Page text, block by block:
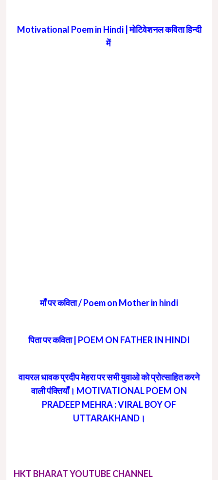
Motivational Poem in Hindi | मोटिवेशनल कविता हिन्दी
में
माँ पर कविता / Poem on Mother in hindi
पिता पर कविता | POEM ON FATHER IN HINDI
वायरल धावक प्रदीप मेहरा पर सभी युवाओ को प्रोत्साहित करने
वाली पंक्तियाँ। MOTIVATIONAL POEM ON
PRADEEP MEHRA : VIRAL BOY OF
UTTARAKHAND।
HKT BHARAT YOUTUBE CHANNEL